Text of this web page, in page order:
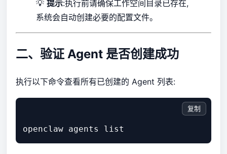
💡 提示:执行前请确保工作空间目录已存在,
系统会自动创建必要的配置文件。
二、验证 Agent 是否创建成功
执行以下命令查看所有已创建的 Agent 列表:
复制